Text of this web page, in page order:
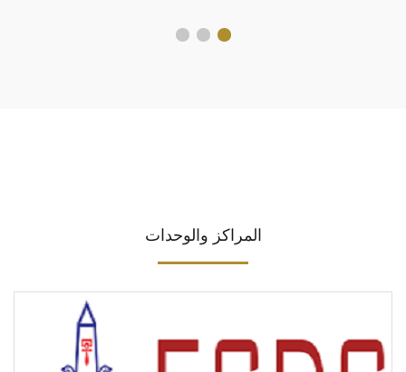
المراكز والوحدات